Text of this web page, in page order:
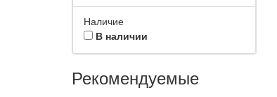
Наличие
В наличии
Рекомендуемые